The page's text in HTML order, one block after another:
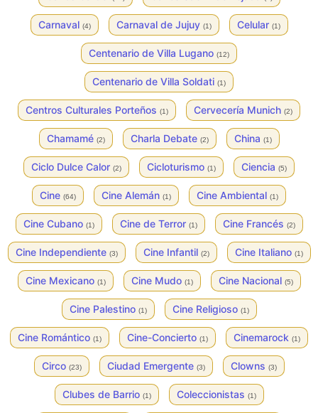
Carnaval (4) Carnaval de Jujuy (1) Celular (1)
Centenario de Villa Lugano (12)
Centenario de Villa Soldati (1)
Centros Culturales Porteños (1) Cervecería Munich (2)
Chamamé (2) Charla Debate (2) China (1)
Ciclo Dulce Calor (2) Cicloturismo (1) Ciencia (5)
Cine (64) Cine Alemán (1) Cine Ambiental (1)
Cine Cubano (1) Cine de Terror (1) Cine Francés (2)
Cine Independiente (3) Cine Infantil (2) Cine Italiano (1)
Cine Mexicano (1) Cine Mudo (1) Cine Nacional (5)
Cine Palestino (1) Cine Religioso (1)
Cine Romántico (1) Cine-Concierto (1) Cinemarock (1)
Circo (23) Ciudad Emergente (3) Clowns (3)
Clubes de Barrio (1) Coleccionistas (1)